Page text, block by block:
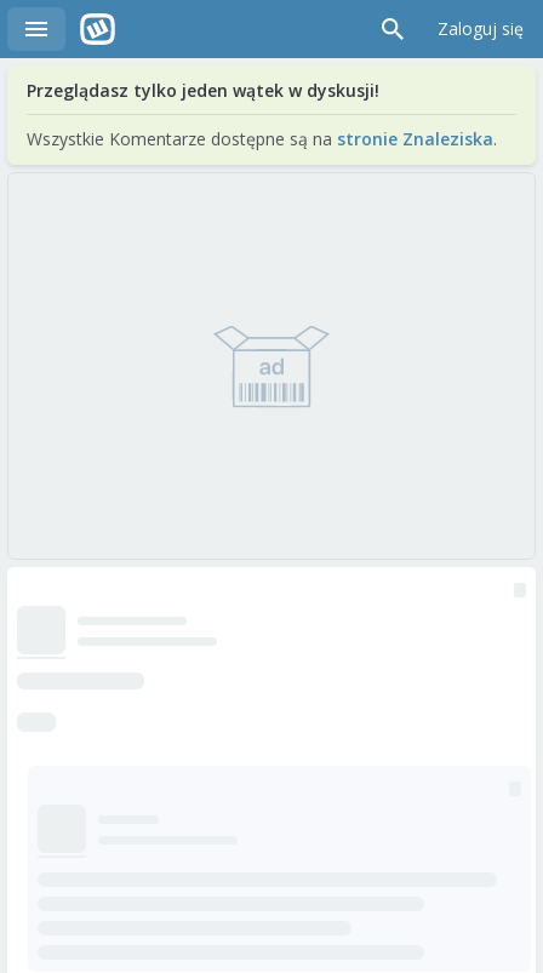
Zaloguj się
Przeglądasz tylko jeden wątek w dyskusji!
Wszystkie Komentarze dostępne są na stronie Znaleziska.